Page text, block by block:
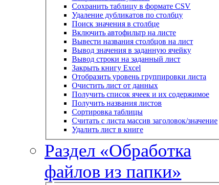
Сохранить таблицу в формате CSV
Удаление дубликатов по столбцу
Поиск значения в столбце
Включить автофильтр на листе
Вывести названия столбцов на лист
Вывод значения в заданную ячейку
Вывод строки на заданный лист
Закрыть книгу Excel
Отобразить уровень группировки листа
Очистить лист от данных
Получить список ячеек и их содержимое
Получить названия листов
Сортировка таблицы
Считать с листа массив заголовок/значение
Удалить лист в книге
Раздел «Обработка
файлов из папки»